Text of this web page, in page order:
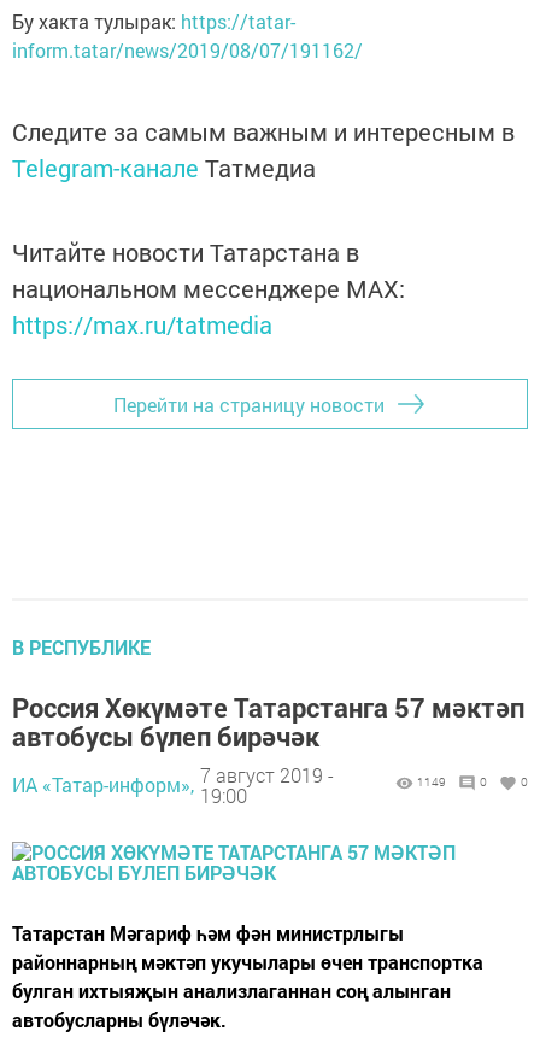
Бу хакта тулырак: https://tatar-
inform.tatar/news/2019/08/07/191162/
Следите за самым важным и интересным в
Telegram-канале Татмедиа
Читайте новости Татарстана в
национальном мессенджере MАХ:
https://max.ru/tatmedia
Перейти на страницу новости
В РЕСПУБЛИКЕ
Россия Хөкүмәте Татарстанга 57 мәктәп
автобусы бүлеп бирәчәк
ИА «Татар-информ», 7 август 2019 -
19:00
1149 0 0
Татарстан Мәгариф һәм фән министрлыгы
районнарның мәктәп укучылары өчен транспортка
булган ихтыяҗын анализлаганнан соң алынган
автобусларны бүләчәк.